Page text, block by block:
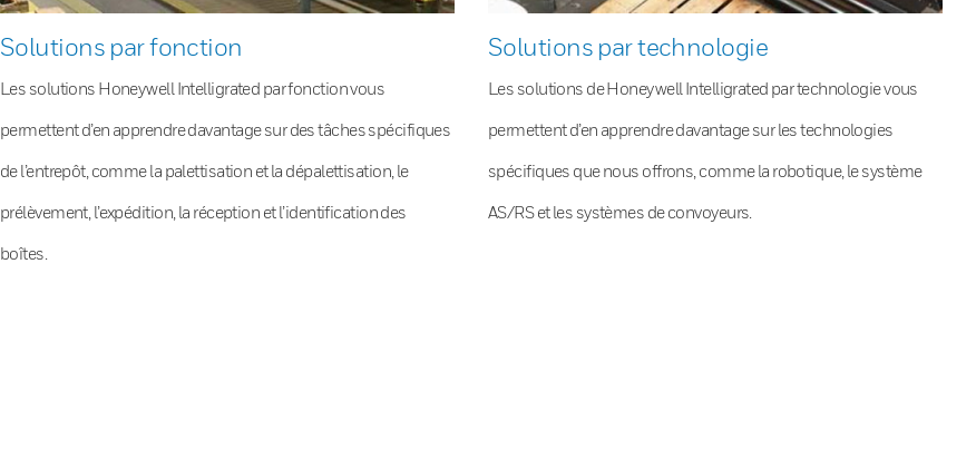
Solutions par fonction
Les solutions Honeywell Intelligrated par fonction vous
permettent d’en apprendre davantage sur des tâches spécifiques
de l’entrepôt, comme la palettisation et la dépalettisation, le
prélèvement, l’expédition, la réception et l’identification des
boîtes.
Solutions par technologie
Les solutions de Honeywell Intelligrated par technologie vous
permettent d’en apprendre davantage sur les technologies
spécifiques que nous offrons, comme la robotique, le système
AS/RS et les systèmes de convoyeurs.